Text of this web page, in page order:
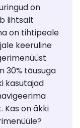
on
lihtsalt
on tihtipeale
keeruline
30% tõusuga
kasutajad
Kas on äkki